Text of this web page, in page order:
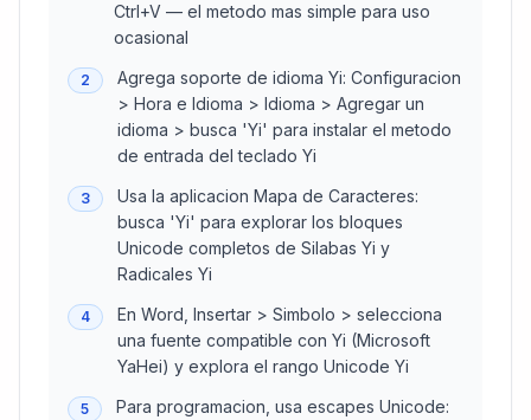
Ctrl+V — el metodo mas simple para uso
ocasional
2
Agrega soporte de idioma Yi: Configuracion
> Hora e Idioma > Idioma > Agregar un
idioma > busca 'Yi' para instalar el metodo
de entrada del teclado Yi
3
Usa la aplicacion Mapa de Caracteres:
busca 'Yi' para explorar los bloques
Unicode completos de Silabas Yi y
Radicales Yi
4
En Word, Insertar > Simbolo > selecciona
una fuente compatible con Yi (Microsoft
YaHei) y explora el rango Unicode Yi
5
Para programacion, usa escapes Unicode: